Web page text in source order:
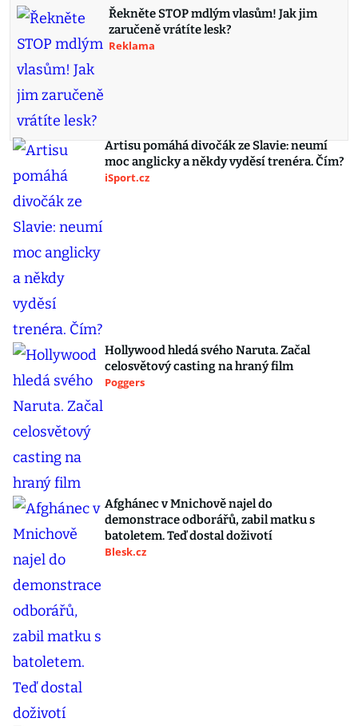
Řekněte STOP mdlým vlasům! Jak jim
zaručeně vrátíte lesk?
Reklama
Artisu pomáhá divočák ze Slavie: neumí
moc anglicky a někdy vyděsí trenéra. Čím?
iSport.cz
Hollywood hledá svého Naruta. Začal
celosvětový casting na hraný film
Poggers
Afghánec v Mnichově najel do
demonstrace odborářů, zabil matku s
batoletem. Teď dostal doživotí
Blesk.cz